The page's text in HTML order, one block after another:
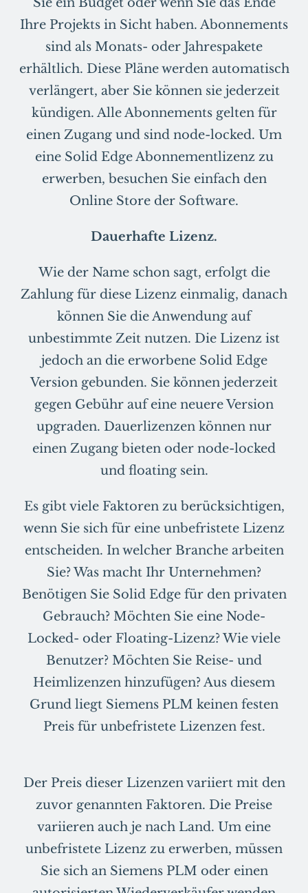
Ihre Projekts in Sicht haben. Abonnements
sind als Monats- oder Jahrespakete
erhältlich. Diese Pläne werden automatisch
verlängert, aber Sie können sie jederzeit
kündigen. Alle Abonnements gelten für
einen Zugang und sind node-locked. Um
eine Solid Edge Abonnementlizenz zu
erwerben, besuchen Sie einfach den
Online Store der Software.
Dauerhafte Lizenz.
Wie der Name schon sagt, erfolgt die
Zahlung für diese Lizenz einmalig, danach
können Sie die Anwendung auf
unbestimmte Zeit nutzen. Die Lizenz ist
jedoch an die erworbene Solid Edge
Version gebunden. Sie können jederzeit
gegen Gebühr auf eine neuere Version
upgraden. Dauerlizenzen können nur
einen Zugang bieten oder node-locked
und floating sein.
Es gibt viele Faktoren zu berücksichtigen,
wenn Sie sich für eine unbefristete Lizenz
entscheiden. In welcher Branche arbeiten
Sie? Was macht Ihr Unternehmen?
Benötigen Sie Solid Edge für den privaten
Gebrauch? Möchten Sie eine Node-
Locked- oder Floating-Lizenz? Wie viele
Benutzer? Möchten Sie Reise- und
Heimlizenzen hinzufügen? Aus diesem
Grund liegt Siemens PLM keinen festen
Preis für unbefristete Lizenzen fest.
Der Preis dieser Lizenzen variiert mit den
zuvor genannten Faktoren. Die Preise
variieren auch je nach Land. Um eine
unbefristete Lizenz zu erwerben, müssen
Sie sich an Siemens PLM oder einen